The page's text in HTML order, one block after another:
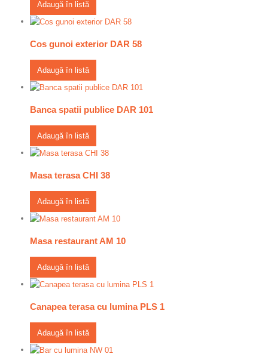
Adaugă în listă
Cos gunoi exterior DAR 58
Adaugă în listă
Banca spatii publice DAR 101
Adaugă în listă
Masa terasa CHI 38
Adaugă în listă
Masa restaurant AM 10
Adaugă în listă
Canapea terasa cu lumina PLS 1
Adaugă în listă